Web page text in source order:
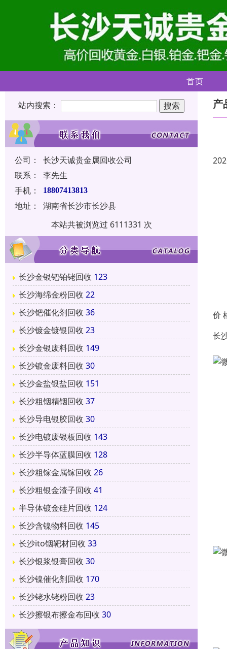
首页
站内搜索：
公司：
长沙天诚贵金属回收公司
联系：
李先生
手机：
18807413813
地址：
湖南省长沙市长沙县
本站共被浏览过 6111331 次
长沙金银钯铂铑回收 123
长沙海绵金粉回收 22
长沙钯催化剂回收 36
长沙镀金镀银回收 23
长沙金银废料回收 149
长沙镀金废料回收 30
长沙金盐银盐回收 151
长沙粗铟精铟回收 37
长沙导电银胶回收 30
长沙电镀废银板回收 143
长沙半导体蓝膜回收 128
长沙粗镓金属镓回收 26
长沙粗银金渣子回收 41
半导体镀金硅片回收 124
长沙含镍物料回收 145
长沙ito铟靶材回收 33
长沙银浆银膏回收 30
长沙镍催化剂回收 170
长沙铑水铑粉回收 23
长沙擦银布擦金布回收 30
产
价
长